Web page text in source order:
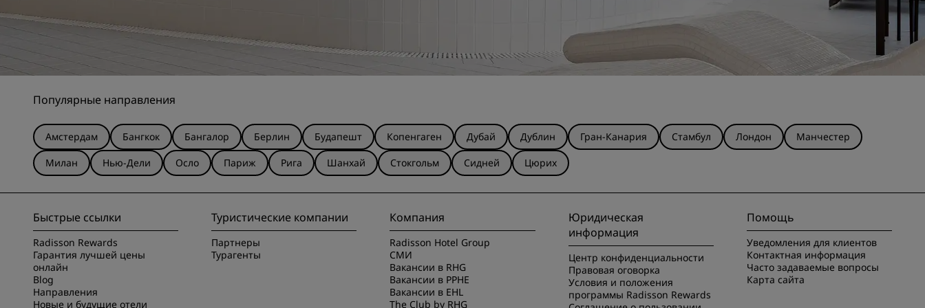
Популярные направления
Амстердам Бангкок Бангалор Берлин Будапешт Копенгаген Дубай Дублин Гран-Канария Стамбул Лондон
Манчестер
Милан
Нью-Дели Осло Париж Рига Шанхай Стокгольм Сидней Цюрих
Быстрые ссылки
Radisson Rewards
Гарантия лучшей цены
онлайн
Blog
Направления
Новые и будущие отели
Туристические компании
Партнеры
Турагенты
Компания
Radisson Hotel Group
СМИ
Вакансии в RHG
Вакансии в PPHE
Вакансии в EHL
The Club by RHG
Юридическая
информация
Центр конфиденциальности
Правовая оговорка
Условия и положения
программы Radisson Rewards
Помощь
Уведомления для клиентов
Контактная информация
Часто задаваемые вопросы
Карта сайта